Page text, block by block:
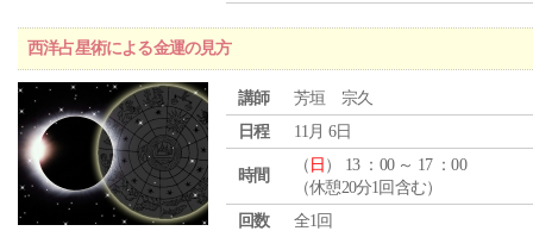
西洋占星術による金運の見方
講師
芳垣 宗久
日程
11月 6日
時間
（ 日 ） 13 ：00 ～ 17 ：00
（休憩20分1回含む）
回数
全1回